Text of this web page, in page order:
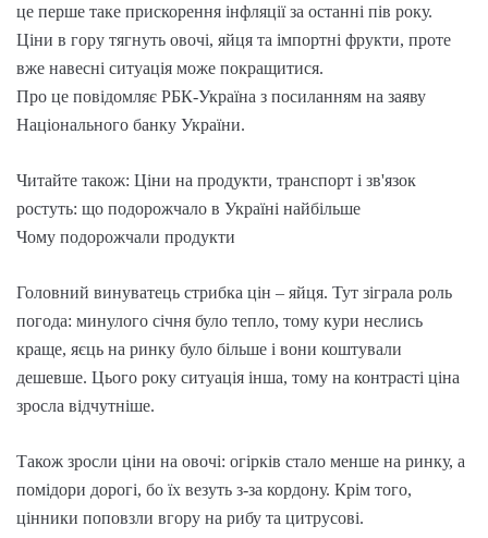
це перше таке прискорення інфляції за останні пів року.
Ціни в гору тягнуть овочі, яйця та імпортні фрукти, проте
вже навесні ситуація може покращитися.
Про це повідомляє РБК-Україна з посиланням на заяву
Національного банку України.
Читайте також: Ціни на продукти, транспорт і зв'язок
ростуть: що подорожчало в Україні найбільше
Чому подорожчали продукти
Головний винуватець стрибка цін – яйця. Тут зіграла роль
погода: минулого січня було тепло, тому кури неслись
краще, яєць на ринку було більше і вони коштували
дешевше. Цього року ситуація інша, тому на контрасті ціна
зросла відчутніше.
Також зросли ціни на овочі: огірків стало менше на ринку, а
помідори дорогі, бо їх везуть з-за кордону. Крім того,
цінники поповзли вгору на рибу та цитрусові.